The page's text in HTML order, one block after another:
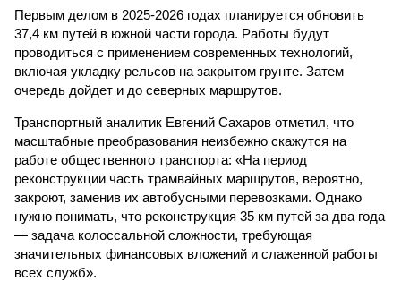
Первым делом в 2025-2026 годах планируется обновить
37,4 км путей в южной части города. Работы будут
проводиться с применением современных технологий,
включая укладку рельсов на закрытом грунте. Затем
очередь дойдет и до северных маршрутов.
Транспортный аналитик Евгений Сахаров отметил, что
масштабные преобразования неизбежно скажутся на
работе общественного транспорта: «На период
реконструкции часть трамвайных маршрутов, вероятно,
закроют, заменив их автобусными перевозками. Однако
нужно понимать, что реконструкция 35 км путей за два года
— задача колоссальной сложности, требующая
значительных финансовых вложений и слаженной работы
всех служб».